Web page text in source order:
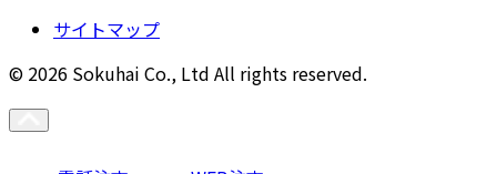
サイトマップ
© 2026 Sokuhai Co., Ltd All rights reserved.